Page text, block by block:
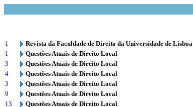
1
Revista da Faculdade de Direito da Universidade de Lisboa
1
Questões Atuais de Direito Local
3
Questões Atuais de Direito Local
4
Questões Atuais de Direito Local
3
Questões Atuais de Direito Local
9
Questões Atuais de Direito Local
13
Questões Atuais de Direito Local